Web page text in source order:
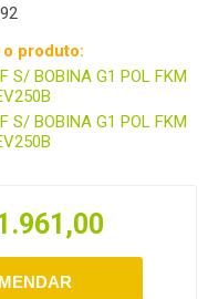
produto:
S/ BOBINA G1 POL FKM
S/ BOBINA G1 POL FKM